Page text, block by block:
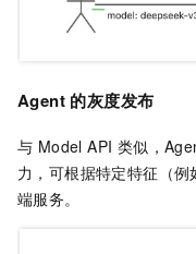
Agent 的灰度发布
与 Model API 类似，
力，可根据特定特征（
端服务。